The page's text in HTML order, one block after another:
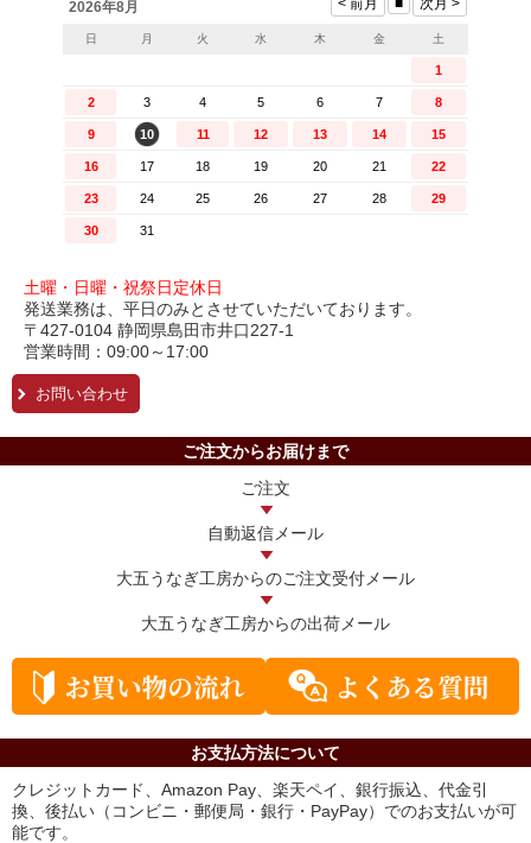
土曜・日曜・祝祭日定休日
発送業務は、平日のみとさせていただいております。
〒427-0104 静岡県島田市井口227-1
営業時間：09:00～17:00
お問い合わせ
ご注文からお届けまで
ご注文
自動返信メール
大五うなぎ工房からのご注文受付メール
大五うなぎ工房からの出荷メール
お支払方法について
クレジットカード、Amazon Pay、楽天ペイ、銀行振込、代金引
換、後払い（コンビニ・郵便局・銀行・PayPay）でのお支払いが可
能です。